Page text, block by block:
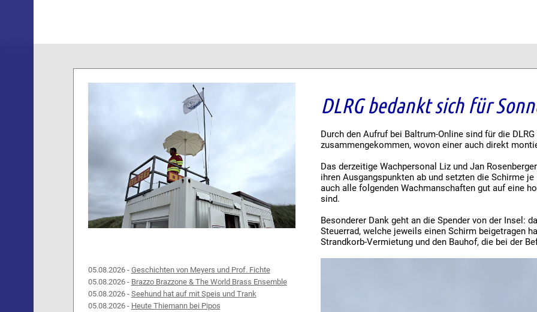
05.08.2026 - Geschichten von Meyers und Prof. Fichte
05.08.2026 - Brazzo Brazzone & The World Brass Ensemble
05.08.2026 - Seehund hat auf mit Speis und Trank
05.08.2026 - Heute Thiemann bei Pipos
DLRG bedankt sich für
Durch den Aufruf bei Baltrum-Online sind für die
zusammengekommen, wovon einer auch direkt
Das derzeitige Wachpersonal Liz und Jan
ihren Ausgangspunkten ab und setzten die Schirme
auch alle folgenden Wachmanschaften gut auf eine
sind.
Besonderer Dank geht an die Spender von der Insel:
Steuerrad, welche jeweils einen Schirm beigetragen
Strandkorb-Vermietung und den Bauhof, die bei der